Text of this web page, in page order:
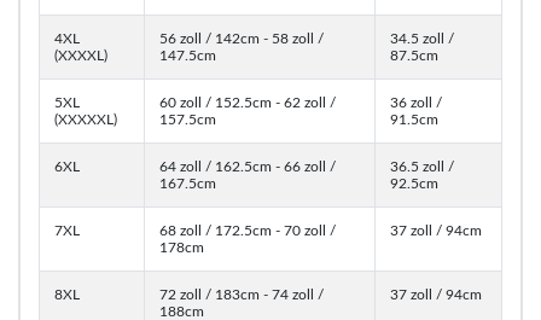
4XL
(XXXXL)
56 zoll / 142cm - 58 zoll /
147.5cm
34.5 zoll /
87.5cm
5XL
(XXXXXL)
60 zoll / 152.5cm - 62 zoll /
157.5cm
36 zoll /
91.5cm
6XL
64 zoll / 162.5cm - 66 zoll /
167.5cm
36.5 zoll /
92.5cm
7XL
68 zoll / 172.5cm - 70 zoll /
178cm
37 zoll / 94cm
8XL
72 zoll / 183cm - 74 zoll /
188cm
37 zoll / 94cm